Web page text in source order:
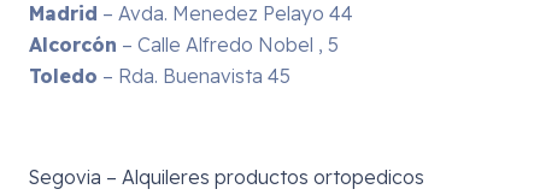
Madrid – Avda. Menedez Pelayo 44
Alcorcón – Calle Alfredo Nobel , 5
Toledo – Rda. Buenavista 45
Segovia – Alquileres productos ortopedicos